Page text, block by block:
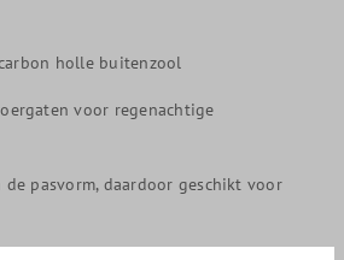
holle buitenzool
voor regenachtige
pasvorm, daardoor geschikt voor